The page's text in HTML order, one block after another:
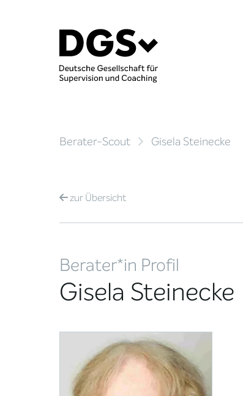
Berater-Scout Gisela Steinecke
zurÜbersicht
Berater*in Profil
Gisela Steinecke